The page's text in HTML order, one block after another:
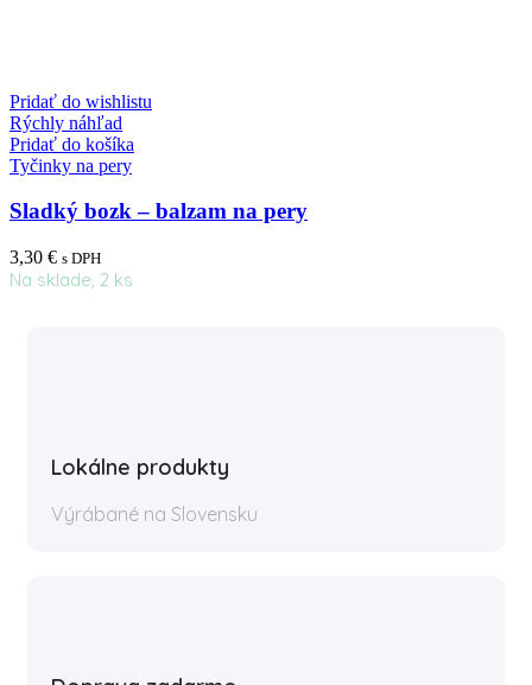
Pridať do wishlistu
Rýchly náhľad
Pridať do košíka
Tyčinky na pery
Sladký bozk – balzam na pery
3,30 € s DPH
Na sklade, 2 ks
Lokálne produkty
Výrábané na Slovensku